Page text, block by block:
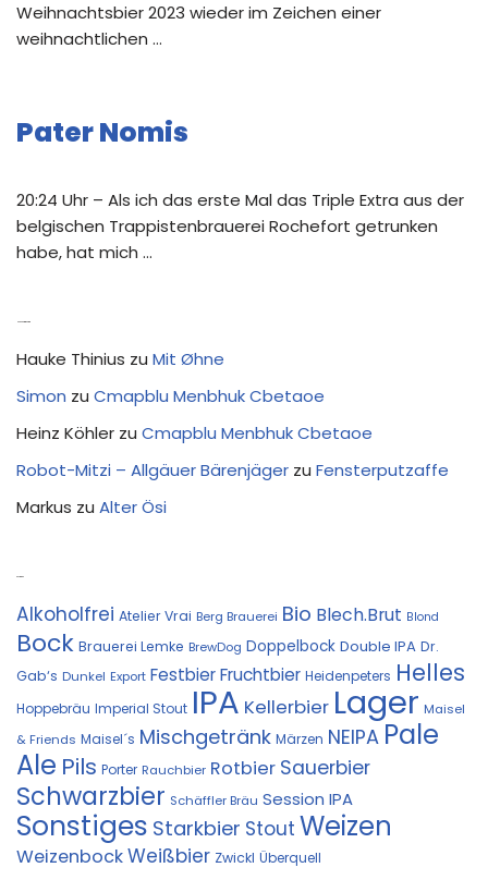
Weihnachtsbier 2023 wieder im Zeichen einer
weihnachtlichen …
Pater Nomis
20:24 Uhr – Als ich das erste Mal das Triple Extra aus der
belgischen Trappistenbrauerei Rochefort getrunken
habe, hat mich …
Hauke Thinius zu Mit Øhne
Simon zu Cmapblu Menbhuk Cbetaoe
Heinz Köhler zu Cmapblu Menbhuk Cbetaoe
Robot-Mitzi – Allgäuer Bärenjäger zu Fensterputzaffe
Markus zu Alter Ösi
Alkoholfrei Atelier Vrai Berg Brauerei Bio Blech.Brut Blond
Bock Brauerei Lemke BrewDog Doppelbock Double IPA Dr.
Gab‘s Dunkel Export FestbierFruchtbier Heidenpeters Helles
Hoppebräu Imperial Stout IPA Kellerbier Lager Maisel
& Friends Maisel´s Mischgetränk Märzen NEIPA Pale
Ale Pils Porter Rauchbier Rotbier Sauerbier
Schwarzbier Schäffler Bräu Session IPA
Sonstiges Starkbier Stout Weizen
WeizenbockWeißbier Zwickl Überquell